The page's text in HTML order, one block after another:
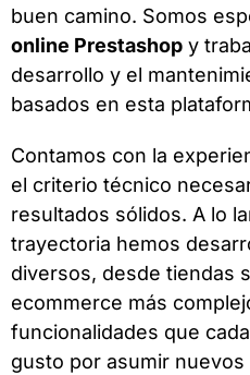
buen camino. Somos
online Prestashop y
desarrollo y el
basados en esta
Contamos con la
el criterio técnico
resultados sólidos. A lo
trayectoria hemos
diversos, desde tiendas
ecommerce más
funcionalidades que
gusto por asumir nuevos